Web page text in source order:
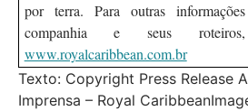
por terra. Para outras
companhia e seus
www.royalcaribbean.com.br
Texto: Copyright Press Release
Imprensa – Royal